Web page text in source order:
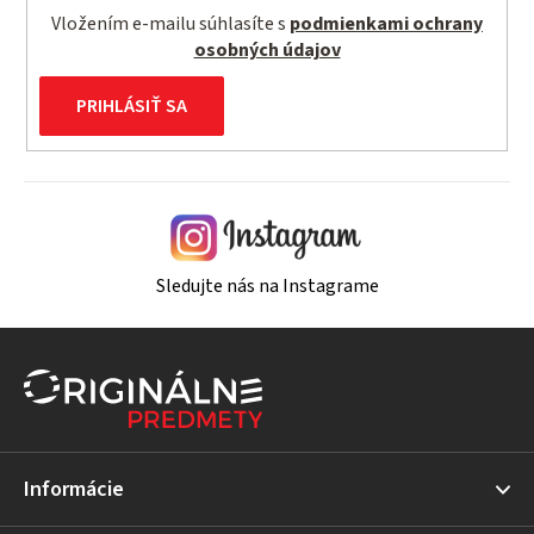
Vložením e-mailu súhlasíte s podmienkami ochrany
osobných údajov
PRIHLÁSIŤ SA
Sledujte nás na Instagrame
ä
Informácie